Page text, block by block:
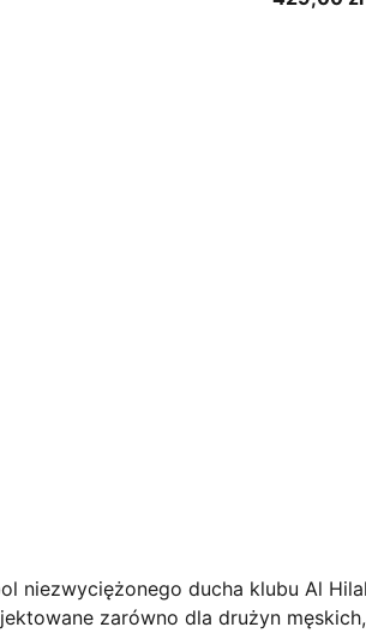
niezwyciężonego ducha klubu Al
zarówno dla drużyn